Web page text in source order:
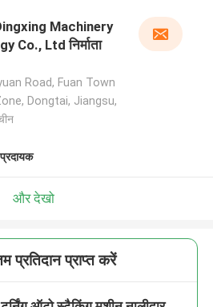
Machinery
Co., Ltd निर्माता
Road, Fuan Town
Dongtai, Jiangsu,
और देखो
प्रतिदान प्राप्त करें